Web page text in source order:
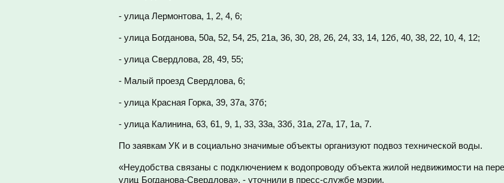
- улица Лермонтова, 1, 2, 4, 6;
- улица Богданова, 50а, 52, 54, 25, 21а, 36, 30, 28, 26, 24, 33, 14, 12б, 40, 38, 22, 10, 4, 12;
- улица Свердлова, 28, 49, 55;
- Малый проезд Свердлова, 6;
- улица Красная Горка, 39, 37а, 37б;
- улица Калинина, 63, 61, 9, 1, 33, 33а, 33б, 31а, 27а, 17, 1а, 7.
По заявкам УК и в социально значимые объекты организуют подвоз технической воды.
«Неудобства связаны с подключением к водопроводу объекта жилой недвижимости на
улиц Богданова-Свердлова», - уточнили в пресс-службе мэрии.